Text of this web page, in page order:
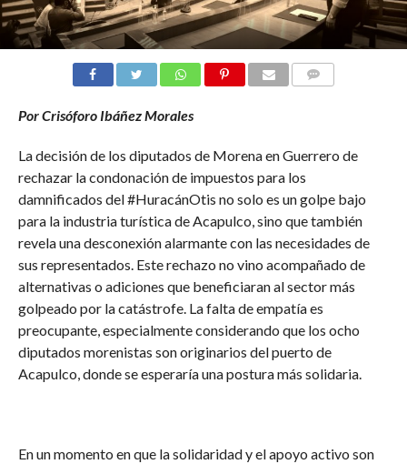
Por Crisóforo Ibáñez Morales
La decisión de los diputados de Morena en Guerrero de
rechazar la condonación de impuestos para los
damnificados del #HuracánOtis no solo es un golpe bajo
para la industria turística de Acapulco, sino que también
revela una desconexión alarmante con las necesidades de
sus representados. Este rechazo no vino acompañado de
alternativas o adiciones que beneficiaran al sector más
golpeado por la catástrofe. La falta de empatía es
preocupante, especialmente considerando que los ocho
diputados morenistas son originarios del puerto de
Acapulco, donde se esperaría una postura más solidaria.
En un momento en que la solidaridad y el apoyo activo son